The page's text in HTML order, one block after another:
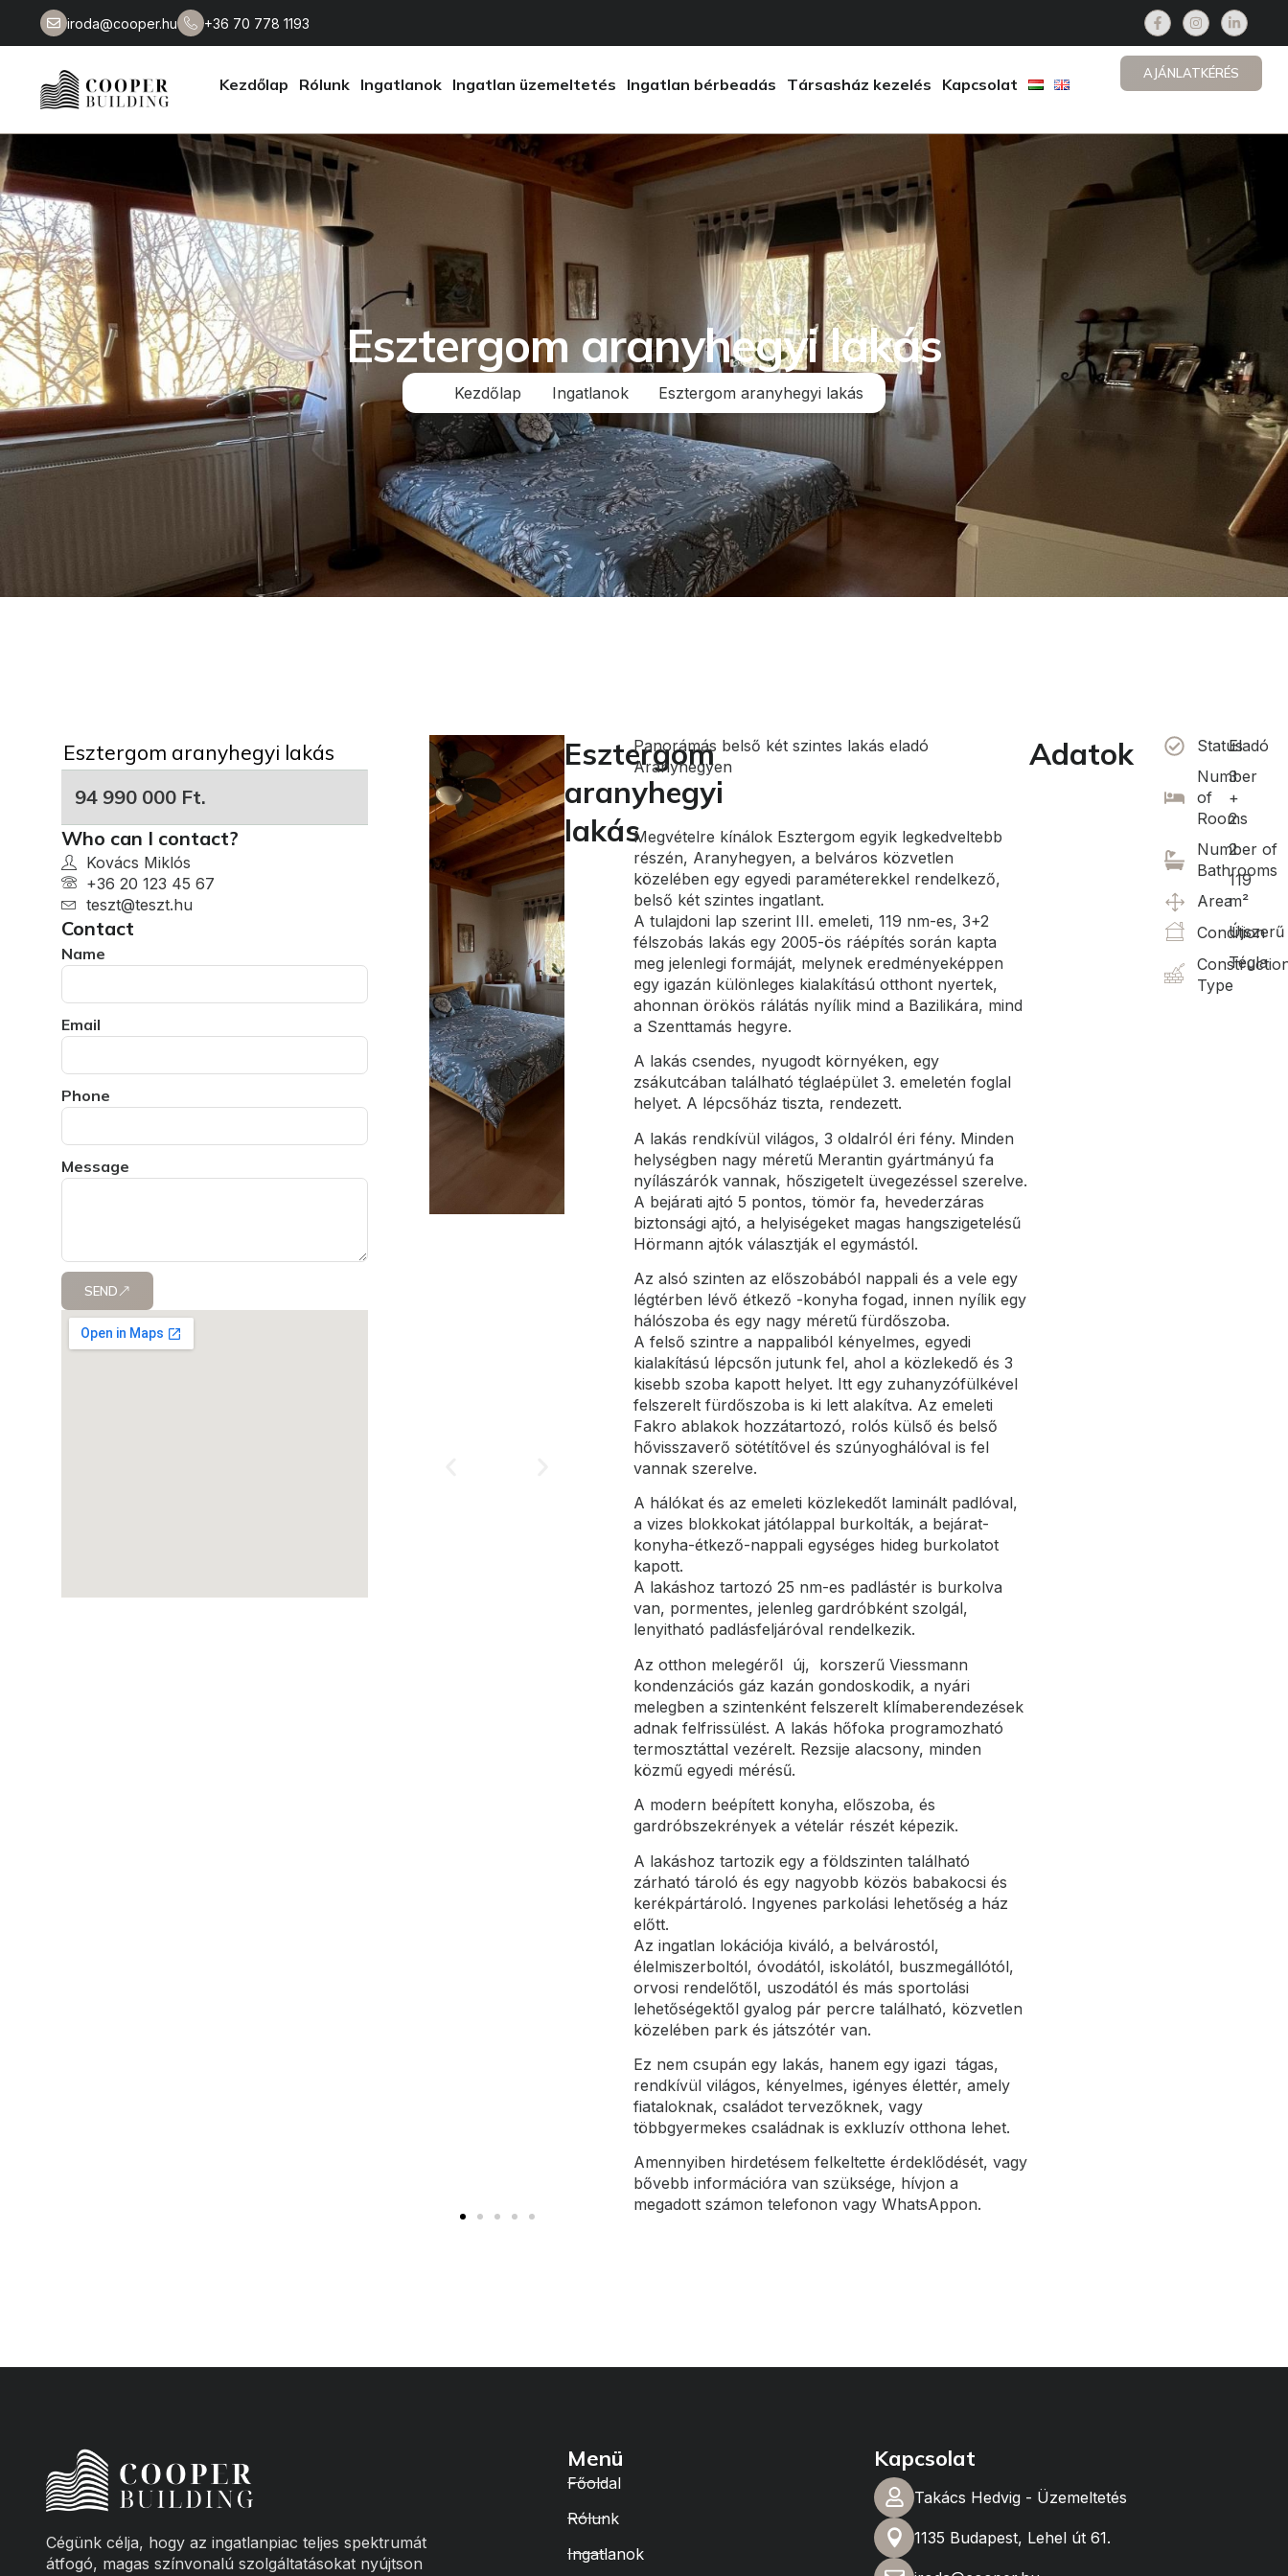
iroda@cooper.hu +36 70 778 1193
Kezdőlap Rólunk Ingatlanok Ingatlan üzemeltetés Ingatlan bérbeadás Társasház kezelés Kapcsolat
AJÁNLATKÉRÉS
Kezdőlap Ingatlanok Esztergom aranyhegyi lakás
Esztergom aranyhegyi lakás
Esztergom aranyhegyi lakás
94 990 000 Ft.
Who can I contact?
Kovács Miklós
+36 20 123 45 67
teszt@teszt.hu
Contact
Name
Email
Phone
Message
SEND
Alternative:
Esztergom
aranyhegyi
lakás
Panorámás belső két szintes lakás eladó
Aranyhegyen
Megvételre kínálok Esztergom egyik legkedveltebb
részén, Aranyhegyen, a belváros közvetlen
közelében egy egyedi paraméterekkel rendelkező,
belső két szintes ingatlant.
A tulajdoni lap szerint III. emeleti, 119 nm-es, 3+2
félszobás lakás egy 2005-ös ráépítés során kapta
meg jelenlegi formáját, melynek eredményeképpen
egy igazán különleges kialakítású otthont nyertek,
ahonnan örökös rálátás nyílik mind a Bazilikára, mind
a Szenttamás hegyre.
A lakás csendes, nyugodt környéken, egy
zsákutcában található téglaépület 3. emeletén foglal
helyet. A lépcsőház tiszta, rendezett.
A lakás rendkívül világos, 3 oldalról éri fény. Minden
helységben nagy méretű Merantin gyártmányú fa
nyílászárók vannak, hőszigetelt üvegezéssel szerelve.
A bejárati ajtó 5 pontos, tömör fa, hevederzáras
biztonsági ajtó, a helyiségeket magas hangszigetelésű
Hörmann ajtók választják el egymástól.
Az alsó szinten az előszobából nappali és a vele egy
légtérben lévő étkező -konyha fogad, innen nyílik egy
hálószoba és egy nagy méretű fürdőszoba.
A felső szintre a nappaliból kényelmes, egyedi
kialakítású lépcsőn jutunk fel, ahol a közlekedő és 3
kisebb szoba kapott helyet. Itt egy zuhanyzófülkével
felszerelt fürdőszoba is ki lett alakítva. Az emeleti
Fakro ablakok hozzátartozó, rolós külső és belső
hővisszaverő sötétítővel és szúnyoghálóval is fel
vannak szerelve.
A hálókat és az emeleti közlekedőt laminált padlóval,
a vizes blokkokat játólappal burkolták, a bejárat-
konyha-étkező-nappali egységes hideg burkolatot
kapott.
A lakáshoz tartozó 25 nm-es padlástér is burkolva
van, pormentes, jelenleg gardróbként szolgál,
lenyitható padlásfeljáróval rendelkezik.
Az otthon melegéről új, korszerű Viessmann
kondenzációs gáz kazán gondoskodik, a nyári
melegben a szintenként felszerelt klímaberendezések
adnak felfrissülést. A lakás hőfoka programozható
termosztáttal vezérelt. Rezsije alacsony, minden
közmű egyedi mérésű.
A modern beépített konyha, előszoba, és
gardróbszekrények a vételár részét képezik.
A lakáshoz tartozik egy a földszinten található
zárható tároló és egy nagyobb közös babakocsi és
kerékpártároló. Ingyenes parkolási lehetőség a ház
előtt.
Az ingatlan lokációja kiváló, a belvárostól,
élelmiszerboltól, óvodától, iskolától, buszmegállótól,
orvosi rendelőtől, uszodától és más sportolási
lehetőségektől gyalog pár percre található, közvetlen
közelében park és játszótér van.
Ez nem csupán egy lakás, hanem egy igazi tágas,
rendkívül világos, kényelmes, igényes élettér, amely
fiataloknak, családot tervezőknek, vagy
többgyermekes családnak is exkluzív otthona lehet.
Amennyiben hirdetésem felkeltette érdeklődését, vagy
bővebb információra van szüksége, hívjon a
megadott számon telefonon vagy WhatsAppon.
Adatok
Status
Number
of
Rooms
Number of
Bathrooms
Area
Condition
Type
Eladó
3
+
2
2
119
m²
Újszerű
Tégla
Cégünk célja, hogy az ingatlanpiac teljes spektrumát
átfogó, magas színvonalú szolgáltatásokat nyújtson
Menü
Főoldal
Rólunk
Ingatlanok
Kapcsolat
Takács Hedvig - Üzemeltetés
1135 Budapest, Lehel út 61.